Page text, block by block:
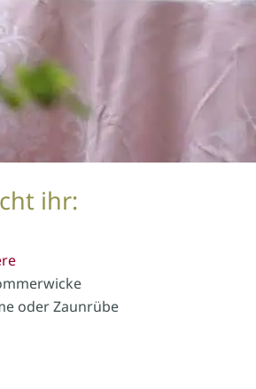
ihr:
oder Zaunrübe